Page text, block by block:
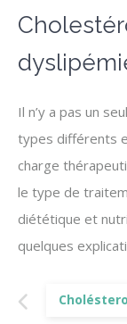
Il n’y a pas un
types différents
charge
le type de
diététique et
quelques